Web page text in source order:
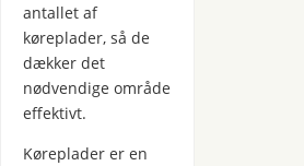
antallet af
køreplader, så de
dækker det
nødvendige område
effektivt.
Køreplader er en